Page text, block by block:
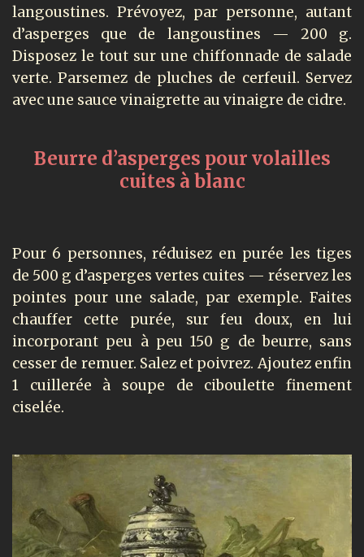
langoustines. Prévoyez, par personne, autant
d’asperges que de langoustines — 200 g.
Disposez le tout sur une chiffonnade de salade
verte. Parsemez de pluches de cerfeuil. Servez
avec une sauce vinaigrette au vinaigre de cidre.
Beurre d’asperges pour volailles
cuites à blanc
Pour 6 personnes, réduisez en purée les tiges
de 500 g d’asperges vertes cuites — réservez les
pointes pour une salade, par exemple. Faites
chauffer cette purée, sur feu doux, en lui
incorporant peu à peu 150 g de beurre, sans
cesser de remuer. Salez et poivrez. Ajoutez enfin
1 cuillerée à soupe de ciboulette finement
ciselée.